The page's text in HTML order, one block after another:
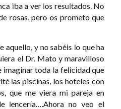
iba a ver los resultados. No
rosas, pero os prometo que
aquello, y no sabéis lo que ha
el Dr. Mato y maravilloso
imaginar toda la felicidad que
las piscinas, los hoteles con
que me viera mi pareja en
lencería….Ahora no veo el